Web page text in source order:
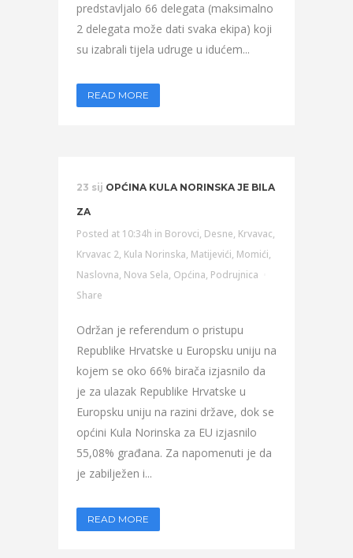
predstavljalo 66 delegata (maksimalno
2 delegata može dati svaka ekipa) koji
su izabrali tijela udruge u idućem...
READ MORE
23 sij OPĆINA KULA NORINSKA JE BILA
ZA
Posted at 10:34h in Borovci, Desne, Krvavac,
Krvavac 2, Kula Norinska, Matijevići, Momići,
Naslovna, Nova Sela, Općina, Podrujnica
Share
Održan je referendum o pristupu
Republike Hrvatske u Europsku uniju na
kojem se oko 66% birača izjasnilo da
je za ulazak Republike Hrvatske u
Europsku uniju na razini države, dok se
općini Kula Norinska za EU izjasnilo
55,08% građana. Za napomenuti je da
je zabilježen i...
READ MORE